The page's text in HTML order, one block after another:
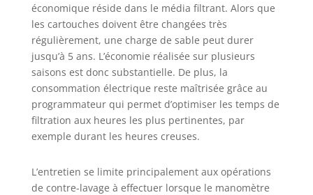
économique réside dans le média filtrant. Alors que
les cartouches doivent être changées très
régulièrement, une charge de sable peut durer
jusqu’à 5 ans. L’économie réalisée sur plusieurs
saisons est donc substantielle. De plus, la
consommation électrique reste maîtrisée grâce au
programmateur qui permet d’optimiser les temps de
filtration aux heures les plus pertinentes, par
exemple durant les heures creuses.
L’entretien se limite principalement aux opérations
de contre-lavage à effectuer lorsque le manomètre